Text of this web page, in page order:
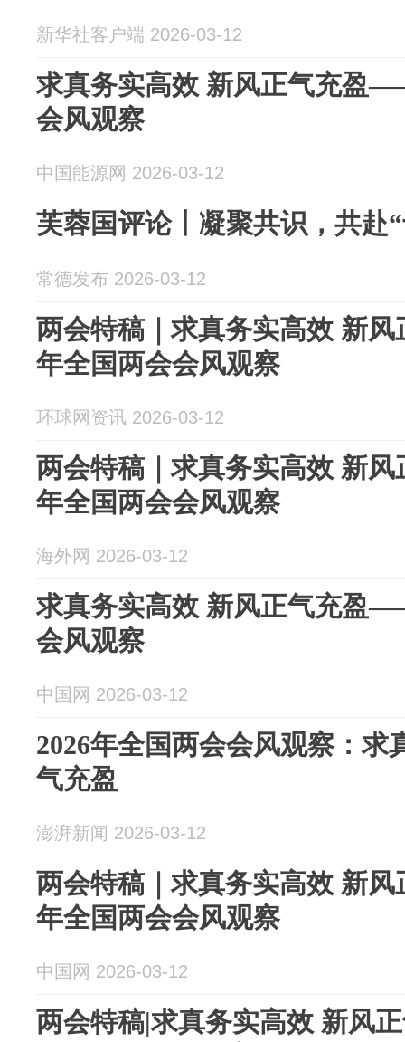
新华社客户端 2026-03-12
求真务实高效 新风正气充盈
会风观察
中国能源网 2026-03-12
芙蓉国评论丨凝聚共识，共赴
常德发布 2026-03-12
两会特稿｜求真务实高效 新
年全国两会会风观察
环球网资讯 2026-03-12
两会特稿｜求真务实高效 新
年全国两会会风观察
海外网 2026-03-12
求真务实高效 新风正气充盈
会风观察
中国网 2026-03-12
2026年全国两会会风观察：求
气充盈
澎湃新闻 2026-03-12
两会特稿｜求真务实高效 新
年全国两会会风观察
中国网 2026-03-12
两会特稿|求真务实高效 新风